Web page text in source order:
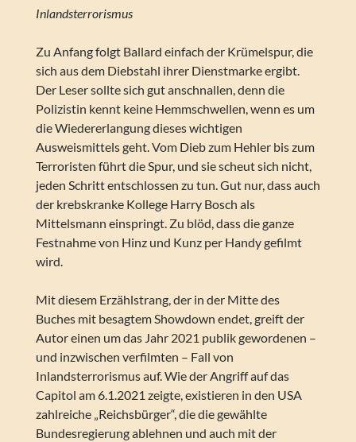
Inlandsterrorismus
Zu Anfang folgt Ballard einfach der Krümelspur, die
sich aus dem Diebstahl ihrer Dienstmarke ergibt.
Der Leser sollte sich gut anschnallen, denn die
Polizistin kennt keine Hemmschwellen, wenn es um
die Wiedererlangung dieses wichtigen
Ausweismittels geht. Vom Dieb zum Hehler bis zum
Terroristen führt die Spur, und sie scheut sich nicht,
jeden Schritt entschlossen zu tun. Gut nur, dass auch
der krebskranke Kollege Harry Bosch als
Mittelsmann einspringt. Zu blöd, dass die ganze
Festnahme von Hinz und Kunz per Handy gefilmt
wird.
Mit diesem Erzählstrang, der in der Mitte des
Buches mit besagtem Showdown endet, greift der
Autor einen um das Jahr 2021 publik gewordenen –
und inzwischen verfilmten – Fall von
Inlandsterrorismus auf. Wie der Angriff auf das
Capitol am 6.1.2021 zeigte, existieren in den USA
zahlreiche „Reichsbürger“, die die gewählte
Bundesregierung ablehnen und auch mit der